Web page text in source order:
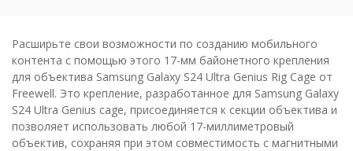
Расширьте свои возможности по созданию мобильного
контента с помощью этого 17-мм байонетного крепления
для объектива Samsung Galaxy S24 Ultra Genius Rig Cage от
Freewell. Это крепление, разработанное для Samsung Galaxy
S24 Ultra Genius cage, присоединяется к секции объектива и
позволяет использовать любой 17-миллиметровый
объектив, сохраняя при этом совместимость с магнитными